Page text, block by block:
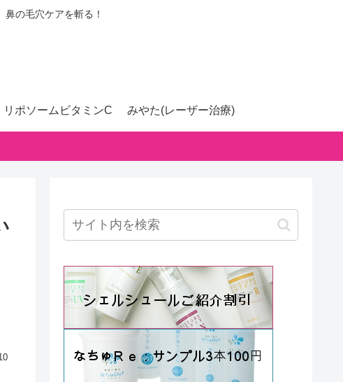
の毛穴ケアを斬る！
リポソームビタミンC みやた(レーザー治療)